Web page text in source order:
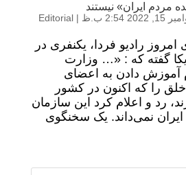
مردم ایران» نیستند
2022 2:54 ب.ظ |
Editorial
رادیو فردا، یکنفری در
گفته که : «… وزارت
آموزش دادن به اعضای
را که اکنون در کشور
رد و اعلام کرد این سازمان
ایران نمی‌داند. یک سخنگوی